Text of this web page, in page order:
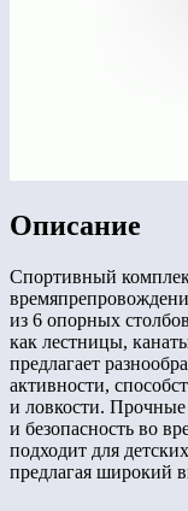
Описание
Спортивный
из 6 опорных
как лестницы,
предлагает
активности,
и ловкости.
и безопасность во
подходит для
предлагая широкий